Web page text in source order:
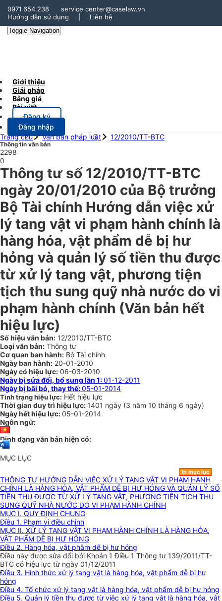
0971.654.238
service.center@caselaw.vn
Hướng dẫn sử dụng
Liên hệ
Toggle Navigation
Giới thiệu
Giải pháp
Bảng giá
Bài viết
Đăng ký
Đăng nhập
Trang chủ
Văn bản pháp luật 12/2010/TT-BTC
Thông tin văn bản
2298
0
Thông tư số 12/2010/TT-BTC
ngày 20/01/2010 của Bộ trưởng
Bộ Tài chính Hướng dẫn việc xử
lý tang vật vi phạm hành chính là
hàng hóa, vật phẩm dễ bị hư
hỏng và quản lý số tiền thu được
từ xử lý tang vật, phương tiện
tịch thu sung quỹ nhà nước do vi
phạm hành chính (Văn bản hết
hiệu lực)
Số hiệu văn bản: 12/2010/TT-BTC
Loại văn bản: Thông tư
Cơ quan ban hành: Bộ Tài chính
Ngày ban hành: 20-01-2010
Ngày có hiệu lực: 06-03-2010
Ngày bị sửa đổi, bổ sung lần 1:01-12-2011
Ngày bị bãi bỏ, thay thế:05-01-2014
Tình trạng hiệu lực: Hết hiệu lực
Thời gian duy trì hiệu lực: 1401 ngày (3 năm 10 tháng 6 ngày)
Ngày hết hiệu lực:05-01-2014
Ngôn ngữ:
Định dạng văn bản hiện có:
MỤC LỤC
In mục lục
THÔNG TƯ HƯỚNG DẪN VIỆC XỬ LÝ TANG VẬT VI PHẠM HÀNH
CHÍNH LÀ HÀNG HÓA, VẬT PHẨM DỄ BỊ HƯ HỎNG VÀ QUẢN LÝ SỐ
TIỀN THU ĐƯỢC TỪ XỬ LÝ TANG VẬT, PHƯƠNG TIỆN TỊCH THU
SUNG QUỸ NHÀ NƯỚC DO VI PHẠM HÀNH CHÍNH
MỤC I. QUY ĐỊNH CHUNG
Điều 1. Phạm vi điều chỉnh
MỤC II. XỬ LÝ TANG VẬT VI PHẠM HÀNH CHÍNH LÀ HÀNG HÓA,
VẬT PHẨM DỄ BỊ HƯ HỎNG
Điều 2. Hàng hóa, vật phẫm dễ bị hư hỏng
Điều này được sửa đổi bởi Khoản 1 Điều 1 Thông tư 139/2011/TT-
BTC có hiệu lực từ ngày 01/12/2011
Điều 3. Hình thức xử lý tang vật là hàng hóa, vật phẩm dễ bị hư
hỏng
Điều 4. Tổ chức xử lý tang vật là hàng hóa, vật phẩm dễ bị hư hỏng
Điều 5. Quản lý tiền thu được từ việc xử lý tang vật là hàng hóa, vật